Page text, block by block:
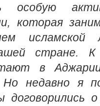
которая
стране.
в
Но недавно я